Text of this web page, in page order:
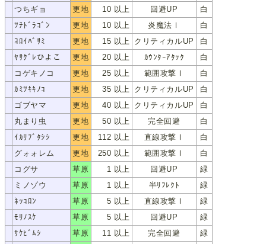
つちギョ 更地 10 以上 回避UP 白
ﾂﾁﾄﾞﾗｺﾞﾝ 更地 10 以上 炎魔法Ⅰ 白
ﾖﾛｲﾊﾞｻﾐ 更地 15 以上 クリティカルUP 白
ﾔｻｸﾞﾚひよこ 更地 20 以上 ｶｳﾝﾀｰｱﾀｯｸ 白
コゲキノコ 更地 25 以上 範囲攻撃Ⅰ 白
ｶﾐﾂｷｷﾉｺ 更地 35 以上 クリティカルUP 白
ゴブヤマ 更地 40 以上 クリティカルUP 白
丸まり虫 更地 50 以上 完全回避 白
ｲｶﾘﾌﾞﾀｼｼ 更地 112 以上 直線攻撃Ⅰ 白
グォォレム 更地 250 以上 範囲攻撃Ⅰ 白
コグサ 草原 1 以上 回避UP 緑
ミノゾウ 草原 1 以上 半ﾘﾌﾚｸﾄ 緑
ﾈｯｺﾛﾝ 草原 5 以上 直線攻撃Ⅰ 緑
ﾓﾘﾉｽｹ 草原 5 以上 回避UP 緑
ｻｹﾋﾞﾑｼ 草原 11 以上 完全回避 緑